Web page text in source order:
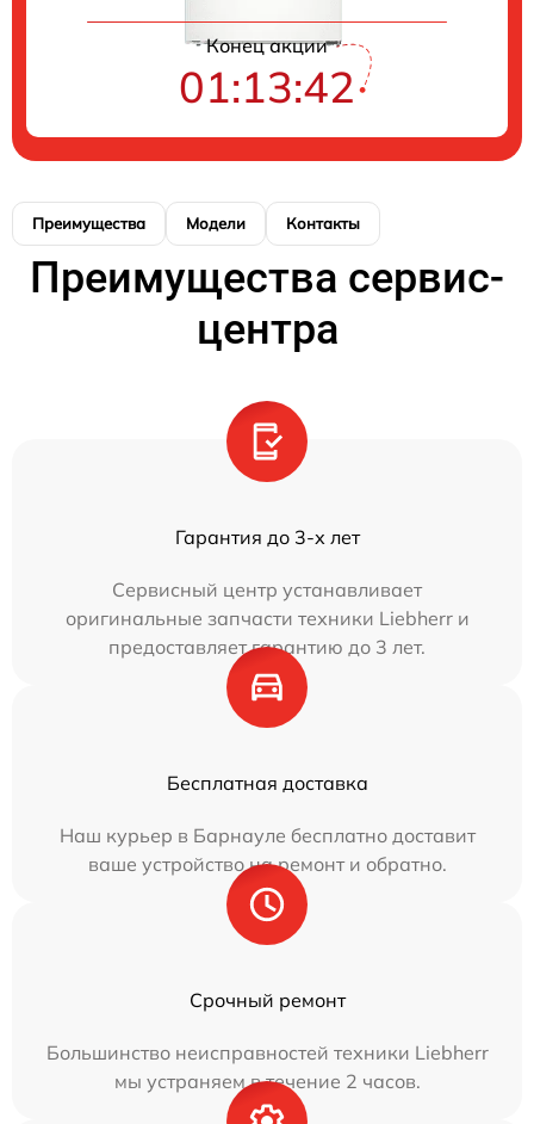
Конец акции
01:13:42
Преимущества Модели Контакты
Преимущества сервис-
центра
Гарантия до 3-х лет
Сервисный центр устанавливает
оригинальные запчасти техники Liebherr и
предоставляет гарантию до 3 лет.
Бесплатная доставка
Наш курьер в Барнауле бесплатно доставит
ваше устройство на ремонт и обратно.
Срочный ремонт
Большинство неисправностей техники Liebherr
мы устраняем в течение 2 часов.